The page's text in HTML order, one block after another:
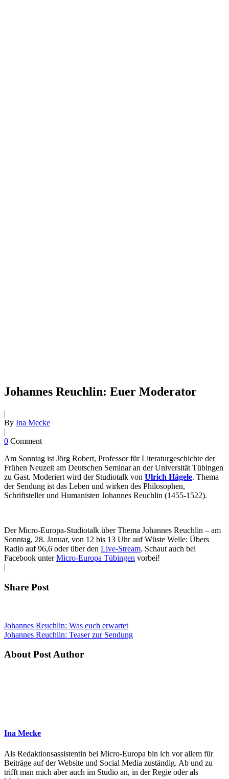
Johannes Reuchlin: Euer Moderator
|
By Ina Mecke
|
0 Comment
Am Sonntag ist Jörg Robert, Professor für Literaturgeschichte der
Frühen Neuzeit am Deutschen Seminar an der Universität Tübingen
zu Gast. Moderiert wird der Studiotalk von Ulrich Hägele. Thema
der Sendung ist das Leben und wirken des Philosophen,
Schriftsteller und Humanisten Johannes Reuchlin (1455-1522).
Der Micro-Europa-Studiotalk über Thema Johannes Reuchlin – am
Sonntag, 28. Januar, von 12 bis 13 Uhr auf Wüste Welle: Übers
Radio auf 96,6 oder über den Live-Stream. Schaut auch bei
Facebook unterMicro-Europa Tübingen vorbei!
|
Share Post
Johannes Reuchlin: Was euch erwartet
Johannes Reuchlin: Teaser zur Sendung
About Post Author
Ina Mecke
Als Redaktionsassistentin bei Micro-Europa bin ich vor allem für
Beiträge auf der Website und Social Media zuständig. Ab und zu
trifft man mich aber auch im Studio an, in der Regie oder als